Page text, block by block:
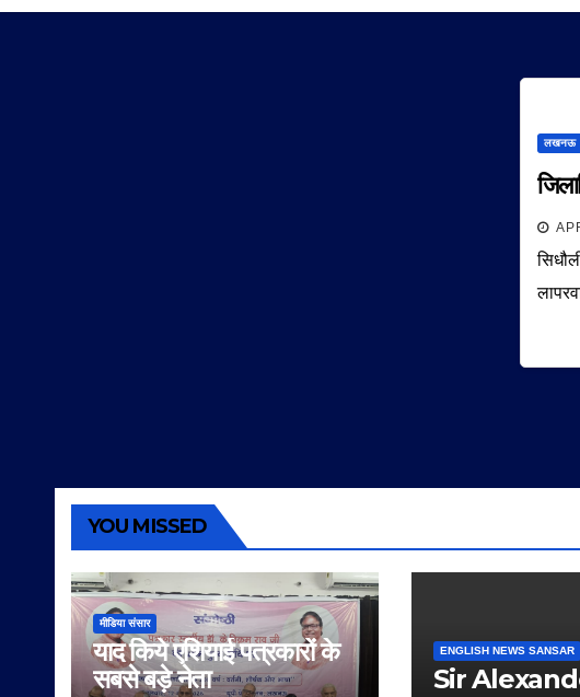
लखनऊ
YOU MISSED
मीडिया संसार
याद किये एशियाई पत्रकारों के
सबसे बड़े नेता
ENGLISH NEWS SANSAR
Sir